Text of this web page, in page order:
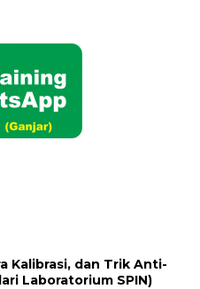
Kalibrasi, dan Trik Anti-
Laboratorium SPIN)